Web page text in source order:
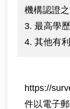
機構認證之
3. 最高學
4. 其他有
https://
件以電子